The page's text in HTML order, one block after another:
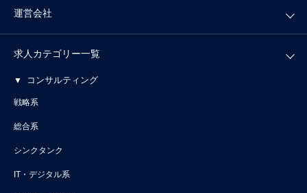
運営会社
求人カテゴリー一覧
コンサルティング
戦略系
総合系
シンクタンク
IT・デジタル系